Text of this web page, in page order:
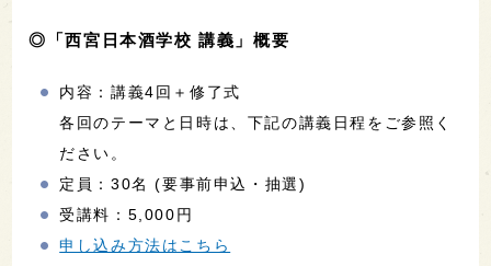
◎「西宮日本酒学校 講義」概要
内容：講義4回＋修了式
各回のテーマと日時は、下記の講義日程をご参照く
ださい。
定員：30名 (要事前申込・抽選)
受講料：5,000円
申し込み方法はこちら